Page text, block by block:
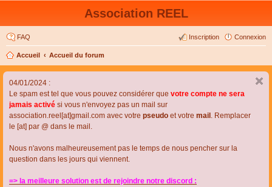
Association REEL
FAQ Connexion
Inscription
Accueil Accueil du forum
04/01/2024 :
Le spam est tel que vous pouvez considérer que votre compte ne sera
jamais activé si vous n'envoyez pas un mail sur
association.reel[at]gmail.com avec votre pseudo et votre mail . Remplacer
le [at] par @ dans le mail.
Nous n'avons malheureusement pas le temps de nous pencher sur la
question dans les jours qui viennent.
=> la meilleure solution est de rejoindre notre discord :